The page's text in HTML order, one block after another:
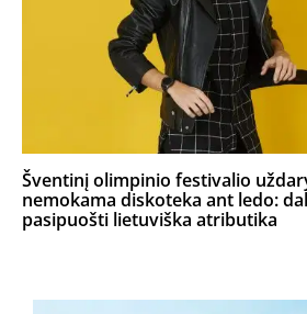
Šventinį olimpinio festivalio
nemokama diskoteka ant ledo:
pasipuošti lietuviška atributika